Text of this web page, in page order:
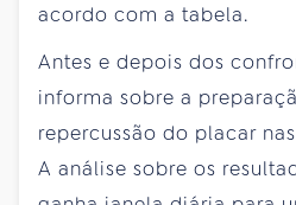
acordo com a tabela.
Antes e depois dos
informa sobre a
repercussão do placar
A análise sobre os